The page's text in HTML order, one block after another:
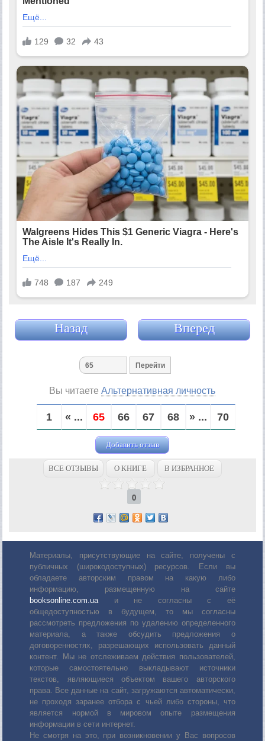
Назад Вперед
Вы читаетеАльтернативная личность
1 « ... 65 66 67 68 » ... 70
Добавить отзыв
ВСЕ ОТЗЫВЫ О КНИГЕ В ИЗБРАННОЕ
0
Материалы, присутствующие на сайте, получены с
публичных (широкодоступных) ресурсов. Если вы
обладаете авторским правом на какую либо
информацию, размещенную на сайте
booksonline.com.uaи не согласны с её
общедоступностью в будущем, то мы согласны
рассмотреть предложения по удалению определенного
материала, а также обсудить предложения о
договоренностях, разрешающих использовать данный
контент. Мы не отслеживаем действия пользователей,
которые самостоятельно выкладывают источники
текстов, являющиеся объектом вашего авторского
права. Все данные на сайт, загружаются автоматически,
не проходя заранее отбора с чьей либо стороны, что
является нормой в мировом опыте размещения
информации в сети интернет.
Не смотря на это, при возникновении у Вас вопросов